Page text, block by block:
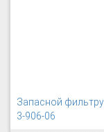
Запасной
3-906-06